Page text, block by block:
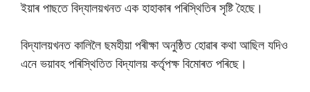
ইয়াৰ পাছতে বিদ্যালয়খনত এক হাহাকাৰ পৰিস্থিতিৰ সৃষ্টি হৈছে।
বিদ্যালয়খনত কালিলৈ ছমহীয়া পৰীক্ষা অনুষ্ঠিত হোৱাৰ কথা আছিল যদিও
এনে ভয়াবহ পৰিস্থিতিত বিদ্যালয় কৰ্তৃপক্ষ বিমোৰত পৰিছে।